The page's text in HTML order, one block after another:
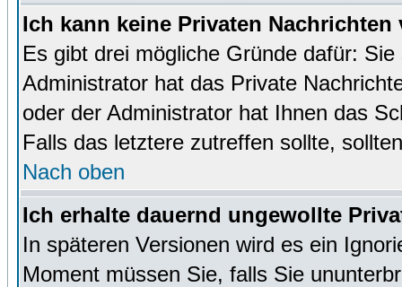
Ich kann keine Privaten Nachrichten
Es gibt drei mögliche Gründe dafür:
Administrator hat das Private
oder der Administrator hat Ihnen das
Falls das letztere zutreffen sollte,
Nach oben
Ich erhalte dauernd ungewollte
In späteren Versionen wird es ein
Moment müssen Sie, falls Sie